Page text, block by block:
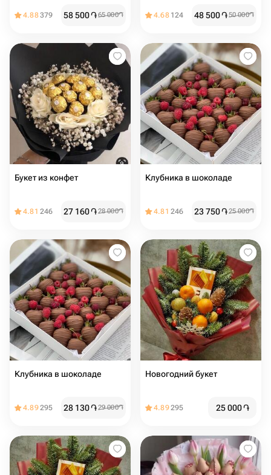
4.88379 58 500֏65 000֏ 4.68 124 48 500֏50 000֏
Букет из конфет
4.81 246 27 160֏28 000֏
Клубника в шоколаде
4.81 246 23 750֏25 000֏
Клубника в шоколаде
4.89295 28 130֏29 000֏
Новогодний букет
4.89295 25 000֏